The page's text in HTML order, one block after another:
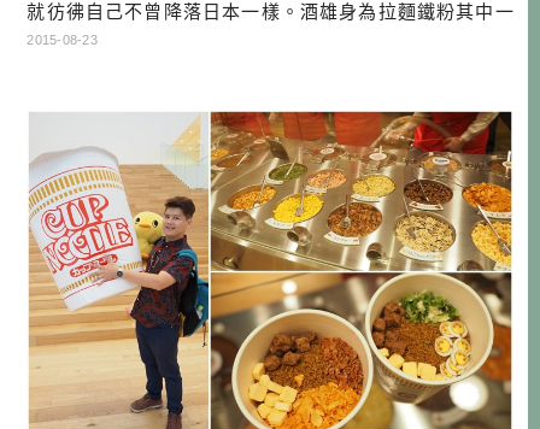
就彷彿自己不曾降落日本一樣。酒雄身為拉麵鐵粉其中一
員，平時就還蠻關心拉麵界的新聞。當然因為住在台灣，實
物館絕對是功不可沒的，有關拉麵博物 […]…
2015-08-23